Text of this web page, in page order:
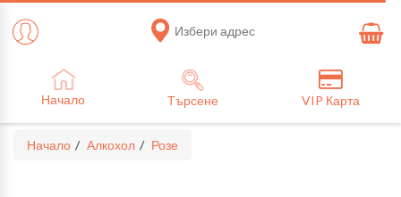
Избери адрес
Начало Търсене VIP Карта
Начало Алкохол Розе